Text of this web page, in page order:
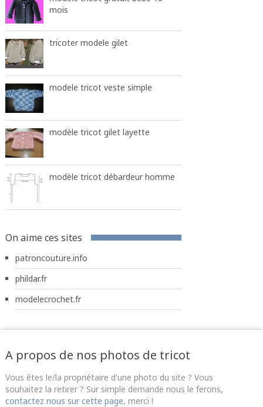
mois
tricoter modele gilet
modele tricot veste simple
modèle tricot gilet layette
modèle tricot débardeur homme
On aime ces sites
patroncouture.info
phildar.fr
modelecrochet.fr
A propos de nos photos de tricot
Vous êtes le/la propriétaire d'une photo du site ? Vous
souhaitez la retirer ? Sur simple demande nous le ferons,
contactez nous sur cette page, merci !